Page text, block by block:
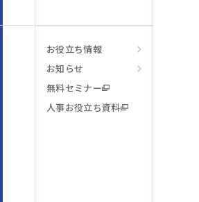
お役立ち情報
お知らせ
無料セミナー
人事お役立ち資料